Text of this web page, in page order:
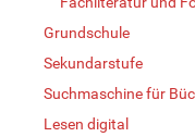
Grundschule
Sekundarstufe
Suchmaschine für
Lesen digital